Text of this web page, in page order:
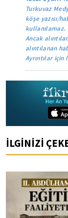
Turkuvaz
köşe yazısı/
kullanılamaz.
Ancak
alıntılanan
Ayrıntılar için
İLGİNİZİ